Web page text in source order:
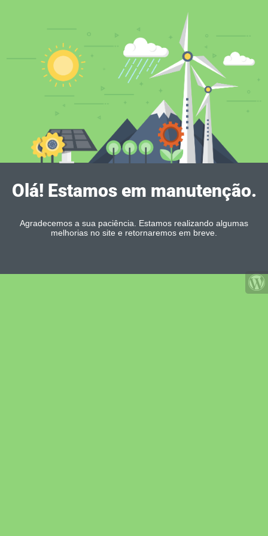
Olá! Estamos em manutenção.
Agradecemos a sua paciência. Estamos realizando algumas
melhorias no site e retornaremos em breve.